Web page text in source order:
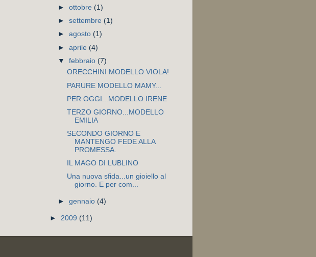
►ottobre (1)
►settembre (1)
►agosto (1)
►aprile (4)
▼febbraio (7)
ORECCHINI MODELLO VIOLA!
PARURE MODELLO MAMY...
PER OGGI...MODELLO IRENE
TERZO GIORNO...MODELLO
EMILIA
SECONDO GIORNO E
MANTENGO FEDE ALLA
PROMESSA.
IL MAGO DI LUBLINO
Una nuova sfida...un gioiello al
giorno. E per com...
►gennaio (4)
► 2009 (11)